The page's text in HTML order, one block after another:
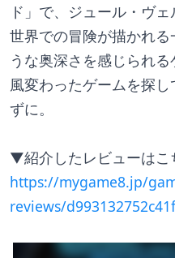
ド」で、ジュール・ヴ
世界での冒険が描かれる
うな奥深さを感じられ
風変わったゲームを探
ずに。
▼紹介したレビューはこ
https://mygame8.jp/
reviews/